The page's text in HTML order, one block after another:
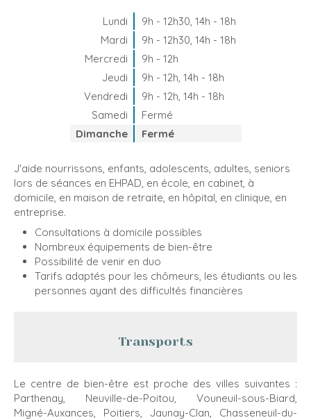
Lundi 9h - 12h30, 14h - 18h
Mardi
9h - 12h30, 14h - 18h
Mercredi
9h - 12h
Jeudi
9h - 12h, 14h - 18h
Vendredi
9h - 12h, 14h - 18h
Samedi
Fermé
Dimanche
Fermé
J'aide nourrissons, enfants, adolescents, adultes, seniors
lors de séances en EHPAD, en école, en cabinet, à
domicile, en maison de retraite, en hôpital, en clinique, en
entreprise.
Consultations à domicile possibles
Nombreux équipements de bien-être
Possibilité de venir en duo
Tarifs adaptés pour les chômeurs, les étudiants ou les
personnes ayant des difficultés financières
Transports
Le centre de bien-être est proche des villes suivantes :
Parthenay, Neuville-de-Poitou, Vouneuil-sous-Biard,
Migné-Auxances, Poitiers, Jaunay-Clan, Chasseneuil-du-